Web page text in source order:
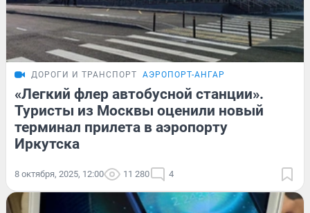
ДОРОГИ И ТРАНСПОРТ АЭРОПОРТ-АНГАР
«Легкий флер автобусной станции».
Туристы из Москвы оценили новый
терминал прилета в аэропорту
Иркутска
8 октября, 2025, 12:00 11 280 4